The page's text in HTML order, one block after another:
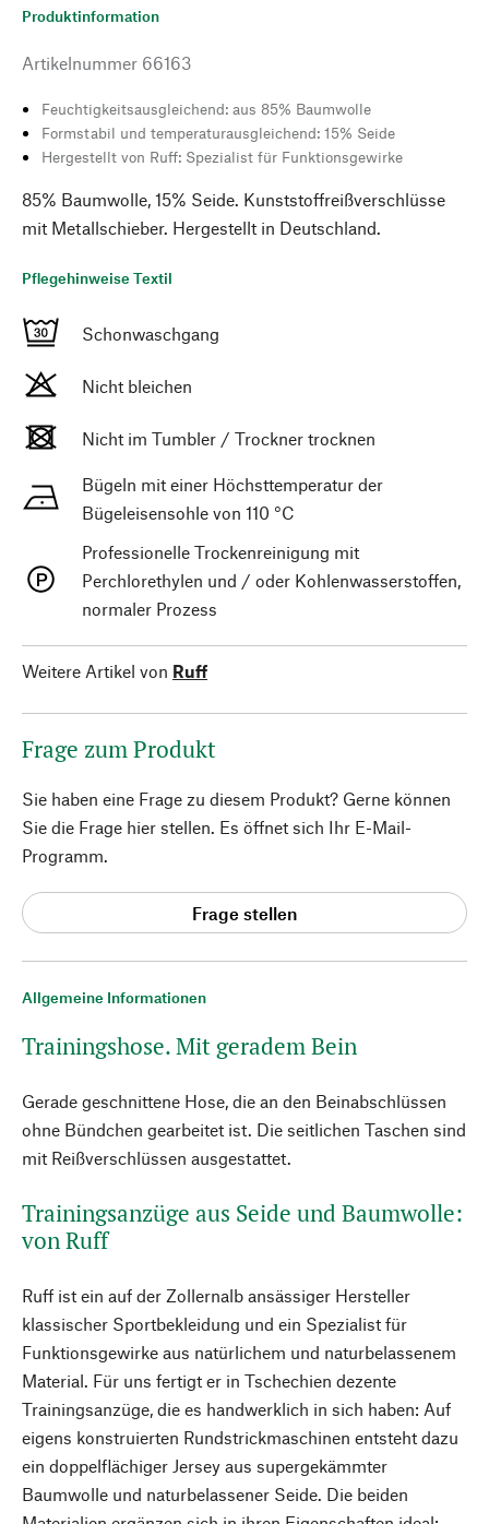
Allgemeine Informationen
Trainingshose. Mit geradem Bein
Gerade geschnittene Hose, die an den Beinabschlüssen
ohne Bündchen gearbeitet ist. Die seitlichen Taschen sind
mit Reißverschlüssen ausgestattet.
Trainingsanzüge aus Seide und Baumwolle:
von Ruff
Ruff ist ein auf der Zollernalb ansässiger Hersteller
klassischer Sportbekleidung und ein Spezialist für
Funktionsgewirke aus natürlichem und naturbelassenem
Material. Für uns fertigt er in Tschechien dezente
Trainingsanzüge, die es handwerklich in sich haben: Auf
eigens konstruierten Rundstrickmaschinen entsteht dazu
ein doppelflächiger Jersey aus supergekämmter
Baumwolle und naturbelassener Seide. Die beiden
Produktinformation
Artikelnummer 66163
Feuchtigkeitsausgleichend: aus 85% Baumwolle
Formstabil und temperaturausgleichend: 15% Seide
Hergestellt von Ruff: Spezialist für Funktionsgewirke
85% Baumwolle, 15% Seide. Kunststoffreißverschlüsse
mit Metallschieber. Hergestellt in Deutschland.
Pflegehinweise Textil
Schonwaschgang
Nicht bleichen
Nicht im Tumbler / Trockner trocknen
Bügeln mit einer Höchsttemperatur der
Bügeleisensohle von 110 °C
Professionelle Trockenreinigung mit
Perchlorethylen und / oder Kohlenwasserstoffen,
normaler Prozess
Weitere Artikel von Ruff
Frage zum Produkt
Sie haben eine Frage zu diesem Produkt? Gerne können
Sie die Frage hier stellen. Es öffnet sich Ihr E-Mail-
Programm.
Frage stellen